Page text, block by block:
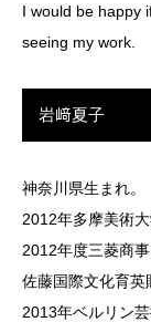
I would be happy
seeing my work.
岩﨑夏子
神奈川県生まれ。
2012年多摩美術大
2012年度三菱商
佐藤国際文化育英
2013年ベルリン